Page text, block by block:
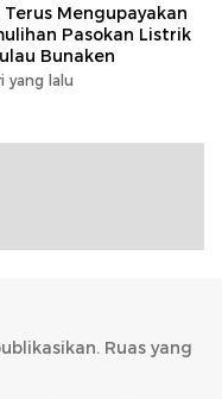
Terus Mengupayakan
Pasokan Listrik
Bunaken
yang lalu
Ruas yang